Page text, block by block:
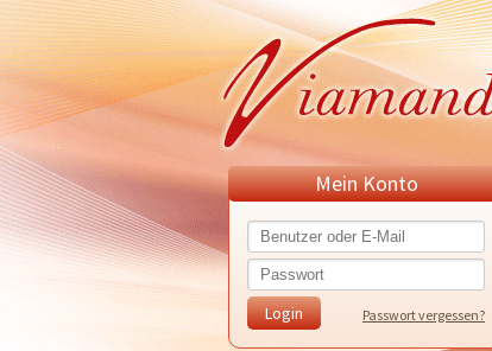
Mein Konto
Passwort vergessen?